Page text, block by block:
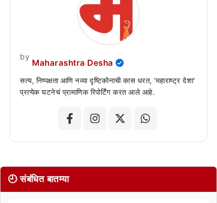
by
Maharashtra Desha
सत्य, निष्पक्षता आणि नव्या दृष्टिकोनाची कास धरत, 'महाराष्ट्र देशा'
प्रत्येक घटनेचं प्रामाणिक रिपोर्टिंग करत आले आहे.
🕘 संबंधित बातम्या